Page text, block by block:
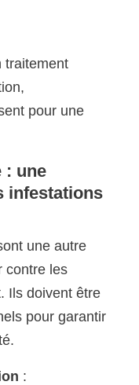
traitement
pour une
: une
infestations
une autre
contre les
Ils doivent être
pour garantir
: